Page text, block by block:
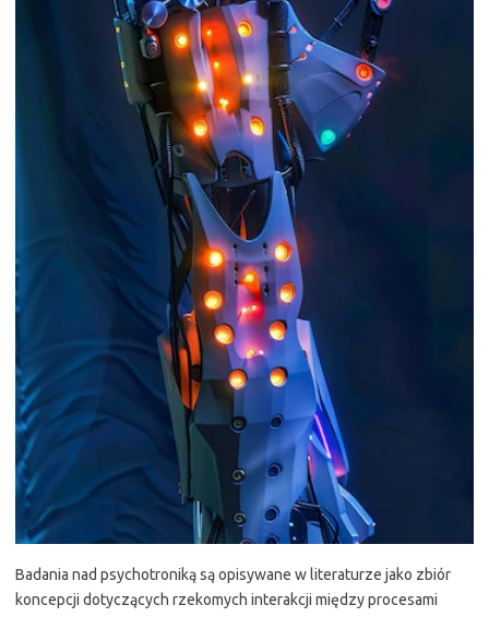
Badania nad psychotroniką są opisywane w literaturze jako zbiór
koncepcji dotyczących rzekomych interakcji między procesami